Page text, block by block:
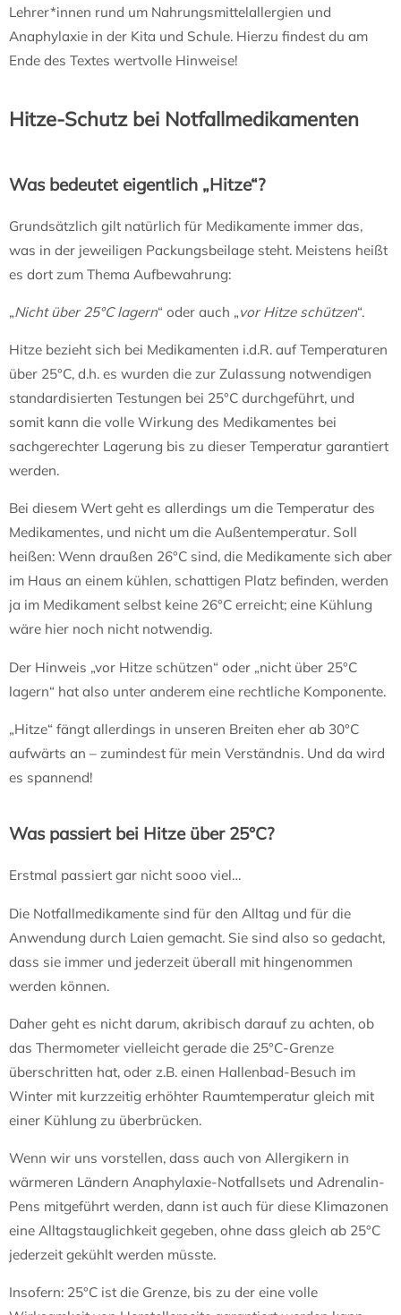
Lehrer*innen rund um Nahrungsmittelallergien und
Anaphylaxie in der Kita und Schule. Hierzu findest du am
Ende des Textes wertvolle Hinweise!
Hitze-Schutz bei Notfallmedikamenten
Was bedeutet eigentlich „Hitze“?
Grundsätzlich gilt natürlich für Medikamente immer das,
was in der jeweiligen Packungsbeilage steht. Meistens heißt
es dort zum Thema Aufbewahrung:
„Nicht über 25°C lagern“ oder auch „vor Hitze schützen“.
Hitze bezieht sich bei Medikamenten i.d.R. auf Temperaturen
über 25°C, d.h. es wurden die zur Zulassung notwendigen
standardisierten Testungen bei 25°C durchgeführt, und
somit kann die volle Wirkung des Medikamentes bei
sachgerechter Lagerung bis zu dieser Temperatur garantiert
werden.
Bei diesem Wert geht es allerdings um die Temperatur des
Medikamentes, und nicht um die Außentemperatur. Soll
heißen: Wenn draußen 26°C sind, die Medikamente sich aber
im Haus an einem kühlen, schattigen Platz befinden, werden
ja im Medikament selbst keine 26°C erreicht; eine Kühlung
wäre hier noch nicht notwendig.
Der Hinweis „vor Hitze schützen“ oder „nicht über 25°C
lagern“ hat also unter anderem eine rechtliche Komponente.
„Hitze“ fängt allerdings in unseren Breiten eher ab 30°C
aufwärts an – zumindest für mein Verständnis. Und da wird
es spannend!
Was passiert bei Hitze über 25°C?
Erstmal passiert gar nicht sooo viel…
Die Notfallmedikamente sind für den Alltag und für die
Anwendung durch Laien gemacht. Sie sind also so gedacht,
dass sie immer und jederzeit überall mit hingenommen
werden können.
Daher geht es nicht darum, akribisch darauf zu achten, ob
das Thermometer vielleicht gerade die 25°C-Grenze
überschritten hat, oder z.B. einen Hallenbad-Besuch im
Winter mit kurzzeitig erhöhter Raumtemperatur gleich mit
einer Kühlung zu überbrücken.
Wenn wir uns vorstellen, dass auch von Allergikern in
wärmeren Ländern Anaphylaxie-Notfallsets und Adrenalin-
Pens mitgeführt werden, dann ist auch für diese Klimazonen
eine Alltagstauglichkeit gegeben, ohne dass gleich ab 25°C
jederzeit gekühlt werden müsste.
Insofern: 25°C ist die Grenze, bis zu der eine volle